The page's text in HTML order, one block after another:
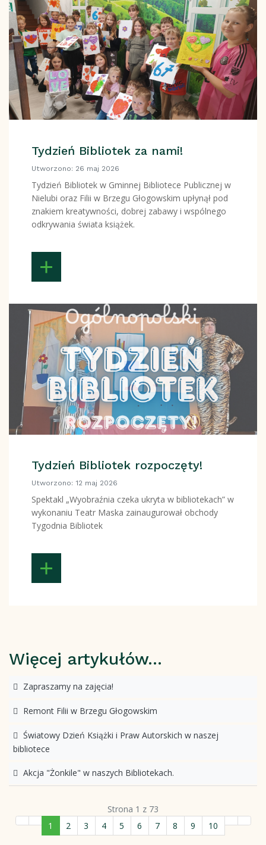
Tydzień Bibliotek za nami!
Utworzono: 26 maj 2026
Tydzień Bibliotek w Gminnej Bibliotece Publicznej w
Nielubi oraz Filii w Brzegu Głogowskim upłynął pod
znakiem kreatywności, dobrej zabawy i wspólnego
odkrywania świata książek.
Tydzień Bibliotek rozpoczęty!
Utworzono: 12 maj 2026
Spektakl „Wyobraźnia czeka ukryta w bibliotekach” w
wykonaniu Teatr Maska zainaugurował obchody
Tygodnia Bibliotek
Więcej artykułów…
Zapraszamy na zajęcia!
Remont Filii w Brzegu Głogowskim
Światowy Dzień Książki i Praw Autorskich w naszej
bibliotece
Akcja "Żonkile" w naszych Bibliotekach.
1 2 3 4 5 6 7 8 9 10
Strona 1 z 73